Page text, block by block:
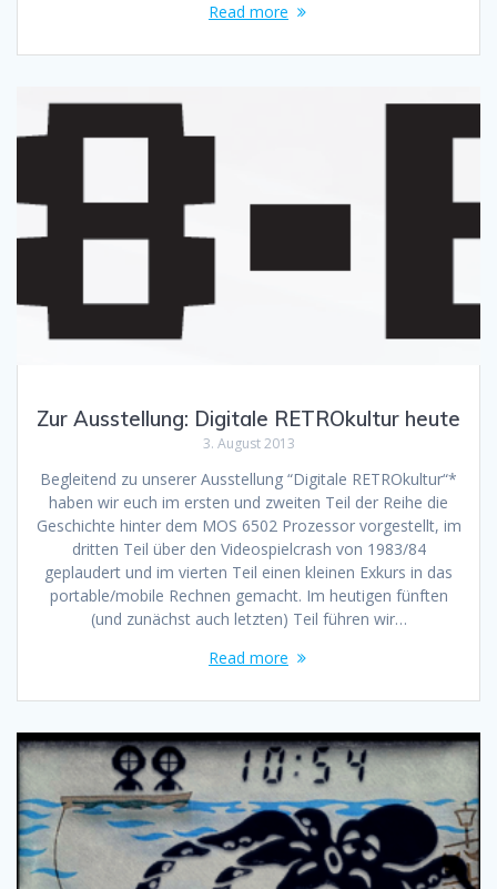
Read more
Zur Ausstellung: Digitale RETROkultur heute
3. August 2013
Begleitend zu unserer Ausstellung “Digitale RETROkultur“*
haben wir euch im ersten und zweiten Teil der Reihe die
Geschichte hinter dem MOS 6502 Prozessor vorgestellt, im
dritten Teil über den Videospielcrash von 1983/84
geplaudert und im vierten Teil einen kleinen Exkurs in das
portable/mobile Rechnen gemacht. Im heutigen fünften
(und zunächst auch letzten) Teil führen wir…
Read more